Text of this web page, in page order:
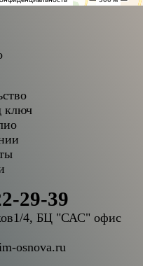
ключ
29-39
4, БЦ "САС" офис
osnova.ru